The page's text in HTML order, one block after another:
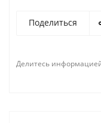
Поделиться
Делитесь